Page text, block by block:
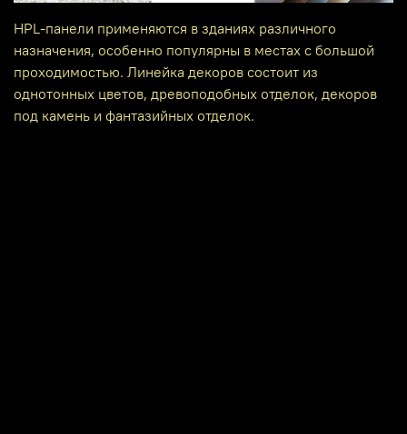
HPL-панели применяются в зданиях различного
назначения, особенно популярны в местах с большой
проходимостью. Линейка декоров состоит из
однотонных цветов, древоподобных отделок, декоров
под камень и фантазийных отделок.